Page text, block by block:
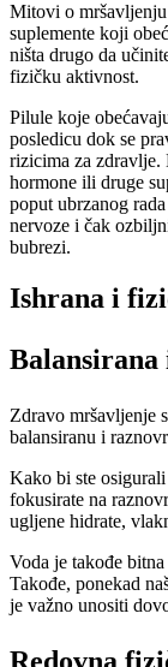
Mitovi o
suplemente koji
ništa drugo da
fizičku aktivnost.
Pilule koje
posledicu dok se
rizicima za zdravlje.
hormone ili druge
poput ubrzanog
nervoze i čak
bubrezi.
Ishrana i
Balansirana
Zdravo mršavljenje
balansiranu i
Kako bi ste
fokusirate na
ugljene hidrate,
Voda je takođe
Takođe, ponekad
je važno unositi